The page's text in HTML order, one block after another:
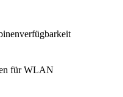
für WLAN